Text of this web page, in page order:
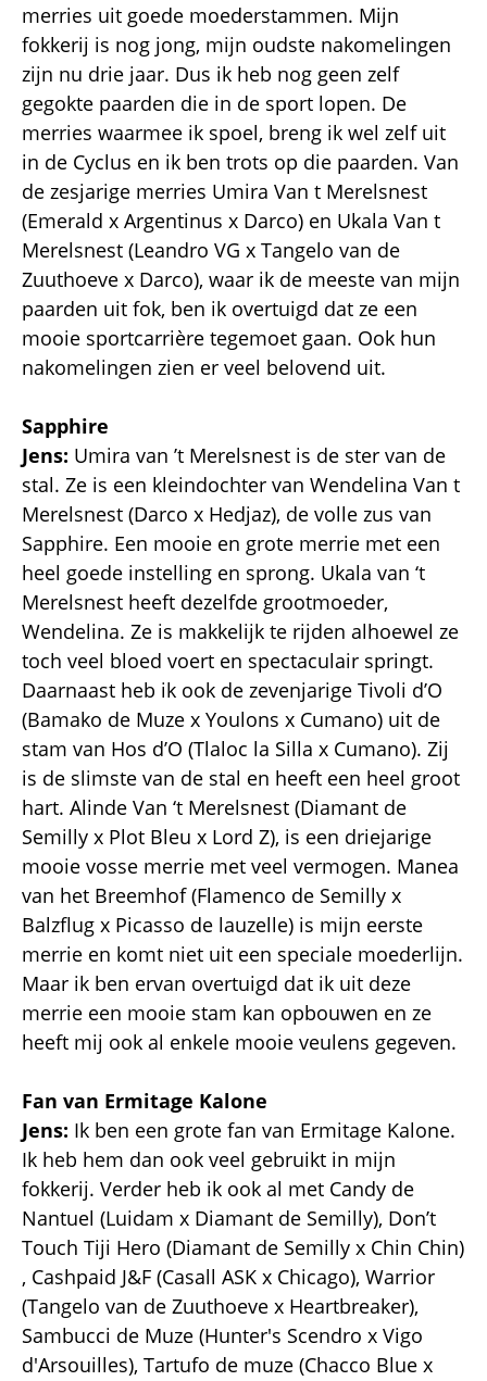
merries uit goede moederstammen. Mijn
fokkerij is nog jong, mijn oudste nakomelingen
zijn nu drie jaar. Dus ik heb nog geen zelf
gegokte paarden die in de sport lopen. De
merries waarmee ik spoel, breng ik wel zelf uit
in de Cyclus en ik ben trots op die paarden. Van
de zesjarige merries Umira Van t Merelsnest
(Emerald x Argentinus x Darco) en Ukala Van t
Merelsnest (Leandro VG x Tangelo van de
Zuuthoeve x Darco), waar ik de meeste van mijn
paarden uit fok, ben ik overtuigd dat ze een
mooie sportcarrière tegemoet gaan. Ook hun
nakomelingen zien er veel belovend uit.
Sapphire
Jens: Umira van ’t Merelsnest is de ster van de
stal. Ze is een kleindochter van Wendelina Van t
Merelsnest (Darco x Hedjaz), de volle zus van
Sapphire. Een mooie en grote merrie met een
heel goede instelling en sprong. Ukala van ‘t
Merelsnest heeft dezelfde grootmoeder,
Wendelina. Ze is makkelijk te rijden alhoewel ze
toch veel bloed voert en spectaculair springt.
Daarnaast heb ik ook de zevenjarige Tivoli d’O
(Bamako de Muze x Youlons x Cumano) uit de
stam van Hos d’O (Tlaloc la Silla x Cumano). Zij
is de slimste van de stal en heeft een heel groot
hart. Alinde Van ‘t Merelsnest (Diamant de
Semilly x Plot Bleu x Lord Z), is een driejarige
mooie vosse merrie met veel vermogen. Manea
van het Breemhof (Flamenco de Semilly x
Balzflug x Picasso de lauzelle) is mijn eerste
merrie en komt niet uit een speciale moederlijn.
Maar ik ben ervan overtuigd dat ik uit deze
merrie een mooie stam kan opbouwen en ze
heeft mij ook al enkele mooie veulens gegeven.
Fan van Ermitage Kalone
Jens: Ik ben een grote fan van Ermitage Kalone.
Ik heb hem dan ook veel gebruikt in mijn
fokkerij. Verder heb ik ook al met Candy de
Nantuel (Luidam x Diamant de Semilly), Don’t
Touch Tiji Hero (Diamant de Semilly x Chin Chin)
, Cashpaid J&F (Casall ASK x Chicago), Warrior
(Tangelo van de Zuuthoeve x Heartbreaker),
Sambucci de Muze (Hunter's Scendro x Vigo
d'Arsouilles), Tartufo de muze (Chacco Blue x